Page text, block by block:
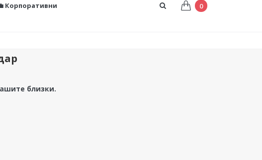
Корпоративни 0
близки.